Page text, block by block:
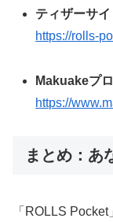
ティザーサイ
https://rolls-
Makuakeプ
https://
まとめ：あ
「ROLLS